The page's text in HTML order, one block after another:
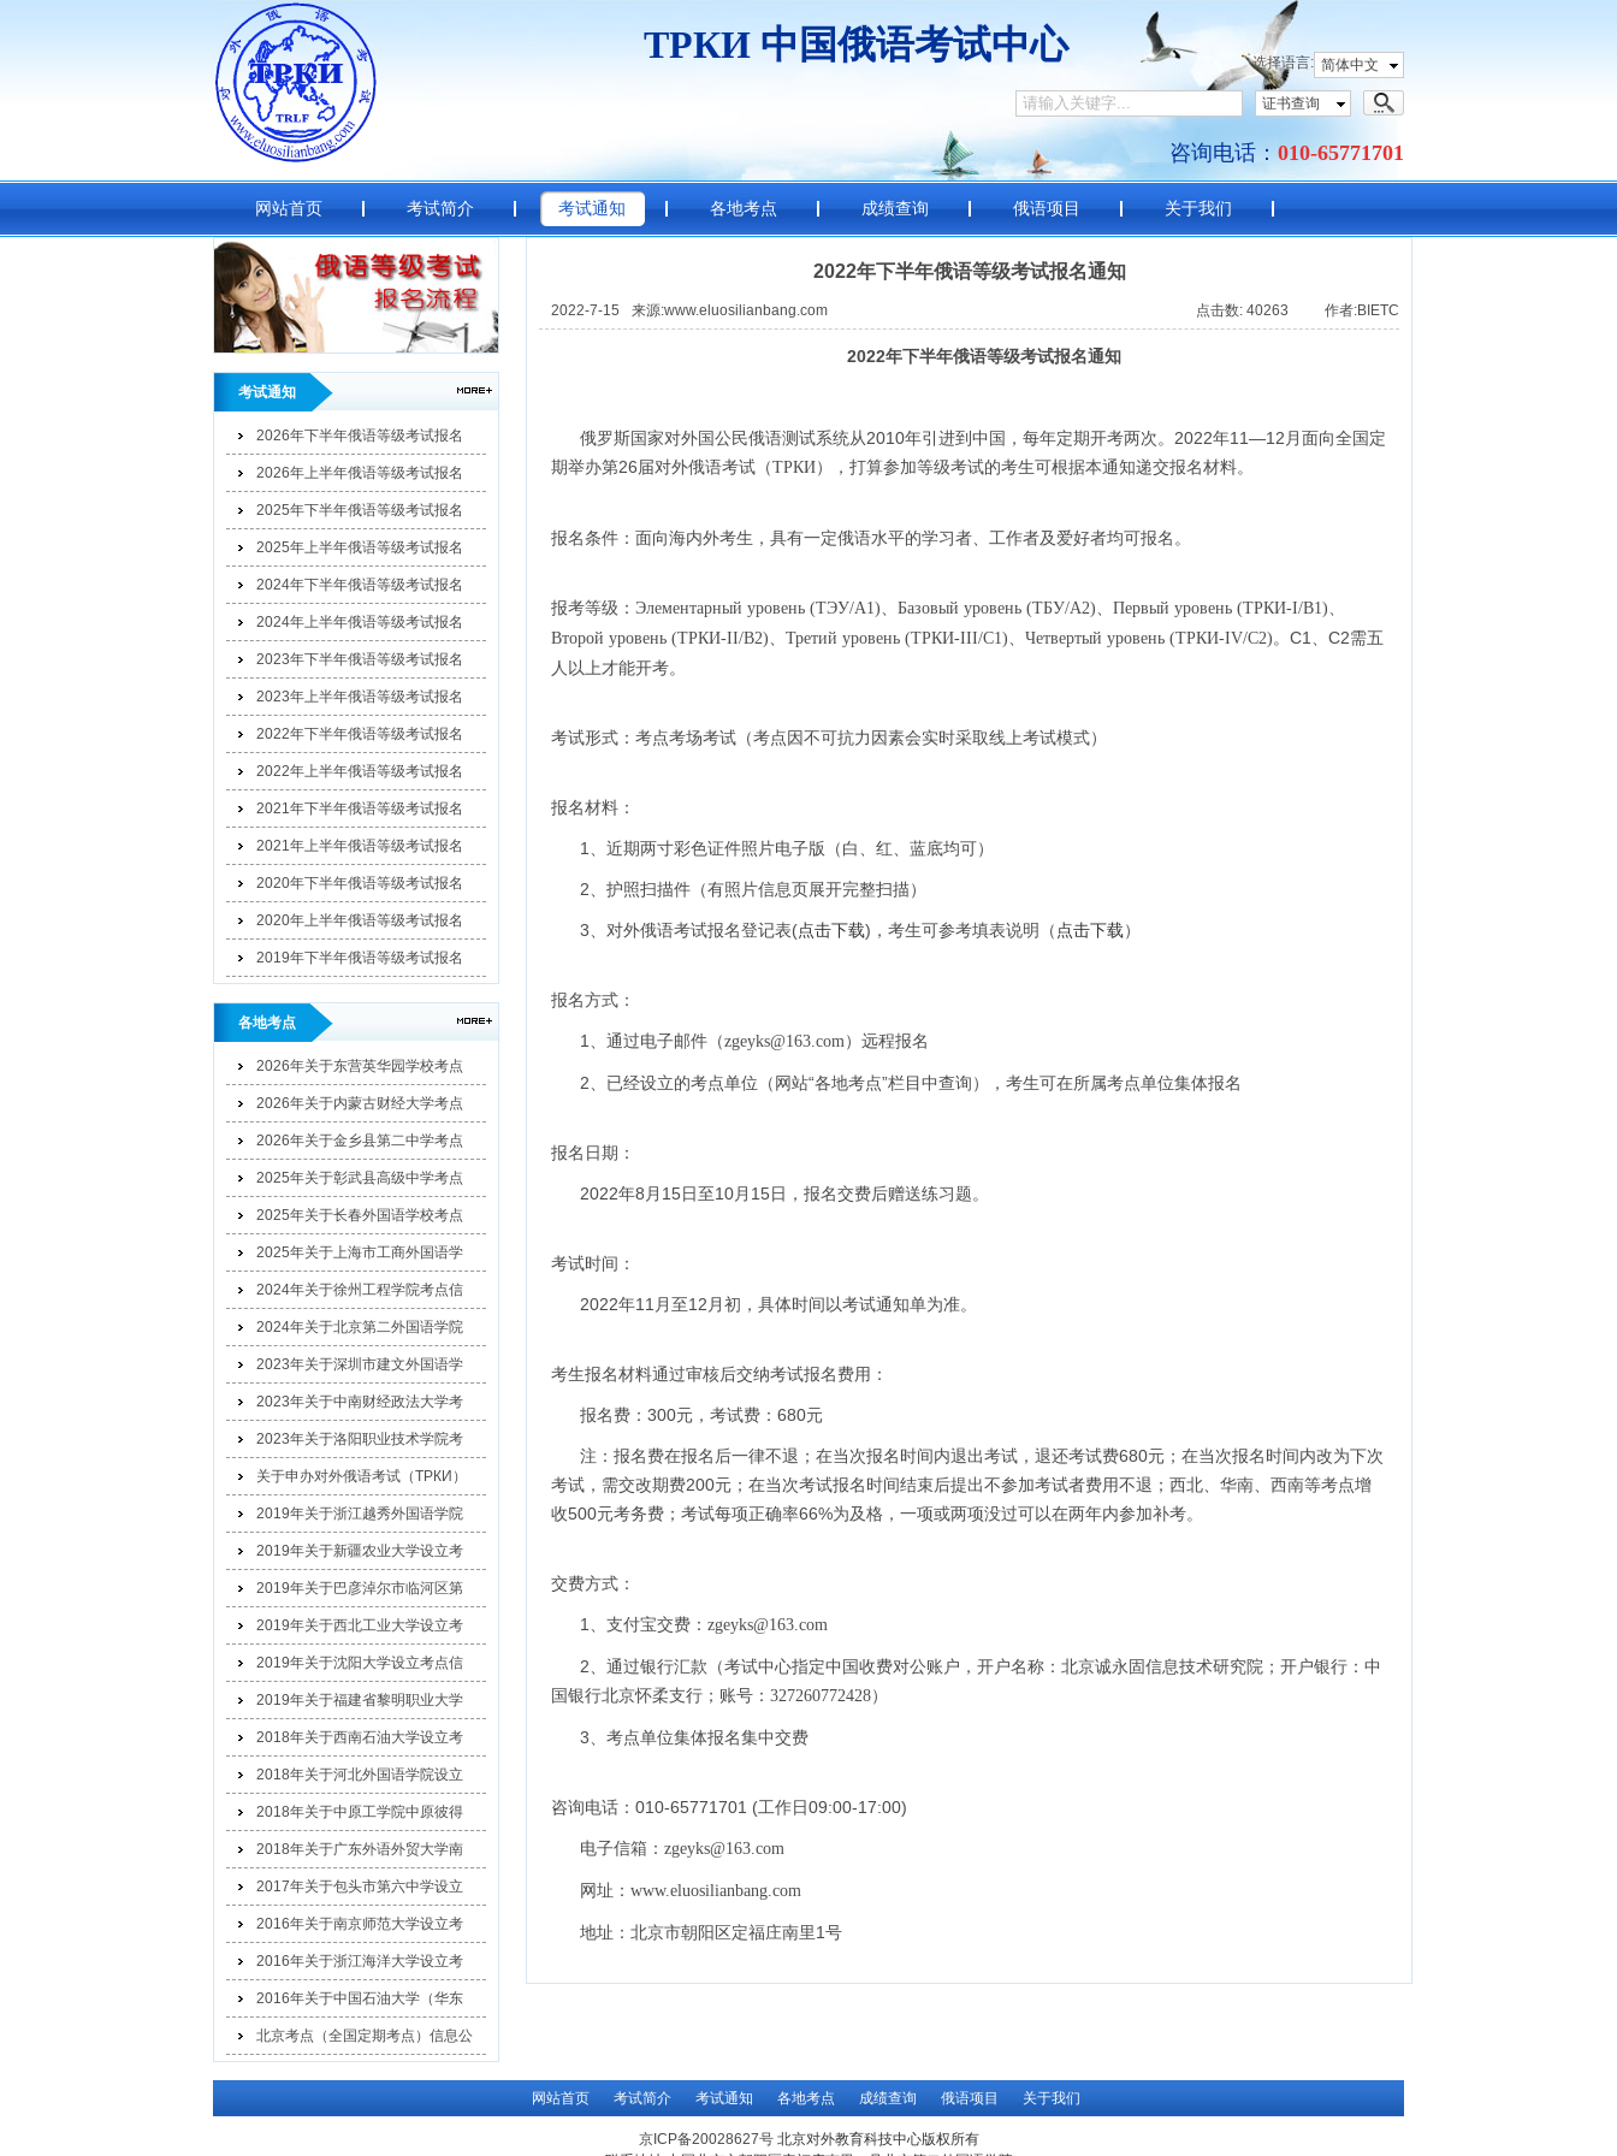
ТРКИ 中国俄语考试中心
咨询电话： 010-65771701
选择语言: 简体中文
证书查询
网站首页 考试简介 考试通知 各地考点 成绩查询 俄语项目 关于我们
考试通知
2026年下半年俄语等级考试报名
2026年上半年俄语等级考试报名
2025年下半年俄语等级考试报名
2025年上半年俄语等级考试报名
2024年下半年俄语等级考试报名
2024年上半年俄语等级考试报名
2023年下半年俄语等级考试报名
2023年上半年俄语等级考试报名
2022年下半年俄语等级考试报名
2022年上半年俄语等级考试报名
2021年下半年俄语等级考试报名
2021年上半年俄语等级考试报名
2020年下半年俄语等级考试报名
2020年上半年俄语等级考试报名
2019年下半年俄语等级考试报名
各地考点
2026年关于东营英华园学校考点
2026年关于内蒙古财经大学考点
2026年关于金乡县第二中学考点
2025年关于彰武县高级中学考点
2025年关于长春外国语学校考点
2025年关于上海市工商外国语学
2024年关于徐州工程学院考点信
2024年关于北京第二外国语学院
2023年关于深圳市建文外国语学
2023年关于中南财经政法大学考
2023年关于洛阳职业技术学院考
关于申办对外俄语考试（ТРКИ）
2019年关于浙江越秀外国语学院
2019年关于新疆农业大学设立考
2019年关于巴彦淖尔市临河区第
2019年关于西北工业大学设立考
2019年关于沈阳大学设立考点信
2019年关于福建省黎明职业大学
2018年关于西南石油大学设立考
2018年关于河北外国语学院设立
2018年关于中原工学院中原彼得
2018年关于广东外语外贸大学南
2017年关于包头市第六中学设立
2016年关于南京师范大学设立考
2016年关于浙江海洋大学设立考
2016年关于中国石油大学（华东
北京考点（全国定期考点）信息公
2022年下半年俄语等级考试报名通知
2022-7-15 来源:www.eluosilianbang.com 点击数: 40263 作者:BIETC
2022年下半年俄语等级考试报名通知
俄罗斯国家对外国公民俄语测试系统从2010年引进到中国，每年定期开考两次。2022年11—12月面向全国定
期举办第26届对外俄语考试 （ТРКИ） ，打算参加等级考试的考生可根据本通知递交报名材料。
报名条件：面向海内外考生，具有一定俄语水平的学习者、工作者及爱好者均可报名。
报考等级： Элементарный уровень (ТЭУ/A1)、Базовый уровень (ТБУ/A2)、Первый уровень (ТРКИ-I/B1)、
Второй уровень (ТРКИ-II/B2)、Третий уровень (ТРКИ-III/C1)、Четвертый уровень (TРКИ-IV/C2) 。С1、С2需五
人以上才能开考。
考试形式：考点考场考试（考点因不可抗力因素会实时采取线上考试模式）
报名材料：
1、近期两寸彩色证件照片电子版（白、红、蓝底均可）
2、护照扫描件（有照片信息页展开完整扫描）
3、对外俄语考试报名登记表(点击下载)，考生可参考填表说明（ 点击下载）
报名方式：
1、通过电子邮件 （zgeyks@163.com） 远程报名
2、已经设立的考点单位（网站“各地考点”栏目中查询），考生可在所属考点单位集体报名
报名日期：
2022年8月15日至10月15日，报名交费后赠送练习题。
考试时间：
2022年11月至12月初，具体时间以考试通知单为准。
考生报名材料通过审核后交纳考试报名费用：
报名费：300元，考试费：680元
注：报名费在报名后一律不退；在当次报名时间内退出考试，退还考试费680元；在当次报名时间内改为下次
考试，需交改期费200元；在当次考试报名时间结束后提出不参加考试者费用不退；西北、华南、西南等考点增
收500元考务费；考试每项正确率66%为及格，一项或两项没过可以在两年内参加补考。
交费方式：
1、支付宝交费： zgeyks@163.com
2、通过银行汇款（考试中心指定中国收费对公账户，开户名称：北京诚永固信息技术研究院；开户银行：中
国银行北京怀柔支行；账号： 327260772428）
3、考点单位集体报名集中交费
咨询电话： 010-65771701 (工作日09:00-17:00)
电子信箱： zgeyks@163.com
网址： www.eluosilianbang.com
地址：北京市朝阳区定福庄南里1号
网站首页 考试简介 考试通知 各地考点 成绩查询 俄语项目 关于我们
京ICP备20028627号北京对外教育科技中心版权所有